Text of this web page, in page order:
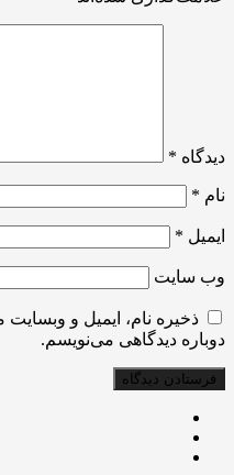
دیدگاه *
نام *
ایمیل *
وب‌ سایت
ذخیره نام، ایمیل و
دوباره دیدگاهی می‌نویسم.